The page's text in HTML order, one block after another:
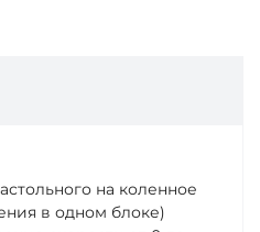
на коленное
в одном блоке)